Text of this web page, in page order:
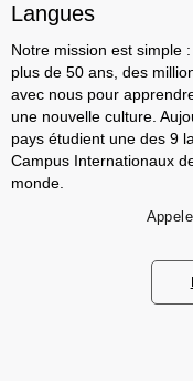
Langues
Notre mission est simple
plus de 50 ans, des
avec nous pour
une nouvelle culture.
pays étudient une des 9
Campus Internationaux
monde.